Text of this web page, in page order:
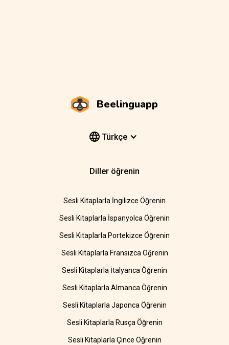
Beelinguapp
Türkçe
Diller öğrenin
Sesli Kitaplarla İngilizce Öğrenin
Sesli Kitaplarla İspanyolca Öğrenin
Sesli Kitaplarla Portekizce Öğrenin
Sesli Kitaplarla Fransızca Öğrenin
Sesli Kitaplarla İtalyanca Öğrenin
Sesli Kitaplarla Almanca Öğrenin
Sesli Kitaplarla Japonca Öğrenin
Sesli Kitaplarla Rusça Öğrenin
Sesli Kitaplarla Çince Öğrenin